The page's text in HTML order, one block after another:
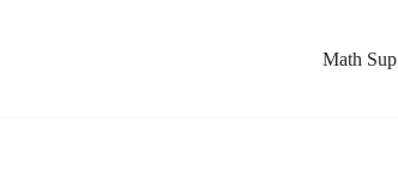
Math Sup